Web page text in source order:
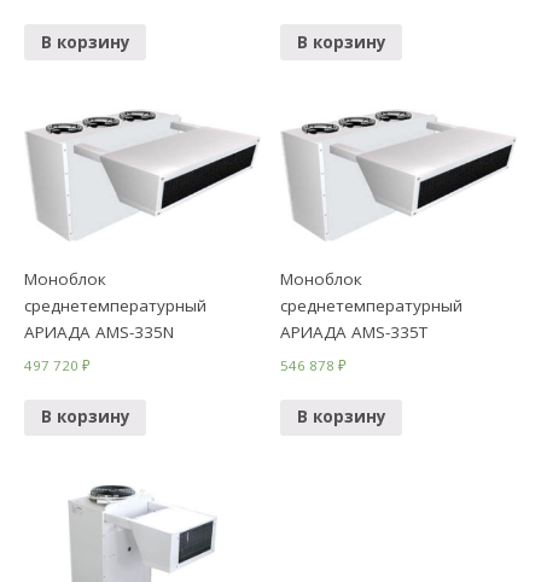
В корзину В корзину
Моноблок
среднетемпературный
АРИАДА AMS-335N
497 720₽
В корзину
Моноблок
среднетемпературный
АРИАДА AMS-335Т
546 878₽
В корзину